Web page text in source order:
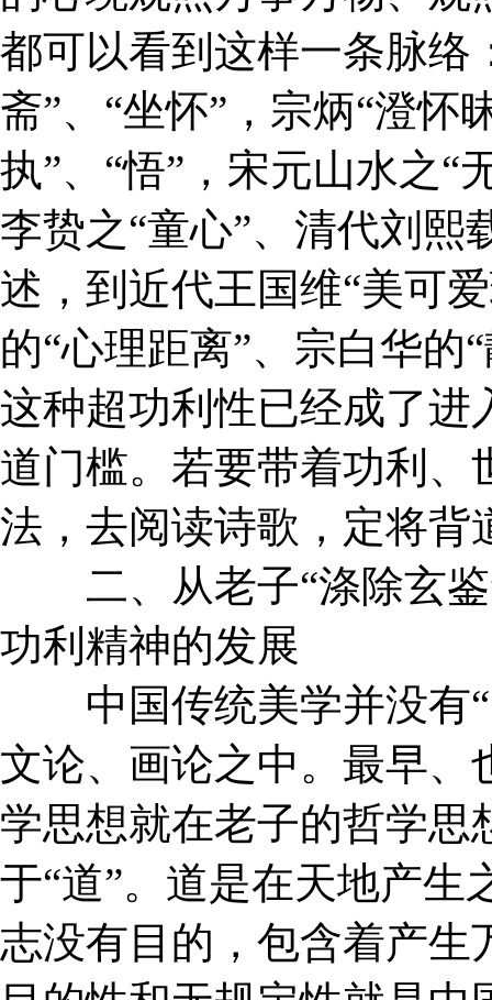
都可以看到这样一条脉络
斋”、“坐怀”，宗炳“澄怀
执”、“悟”，宋元山水之“
李贽之“童心”、清代刘熙
述，到近代王国维“美可
的“心理距离”、宗白华的
这种超功利性已经成了进
道门槛。若要带着功利、
法，去阅读诗歌，定将背
二、从老子“涤除玄鉴
功利精神的发展
中国传统美学并没有“
文论、画论之中。最早、
学思想就在老子的哲学思
于“道”。道是在天地产生
志没有目的，包含着产生